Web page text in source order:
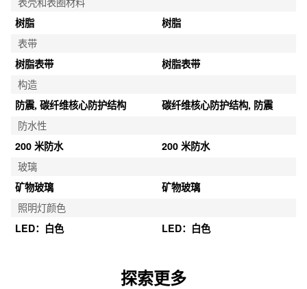
树脂
树脂
表带
树脂表带
树脂表带
构造
防震, 碳纤维核心防护结构
碳纤维核心防护结构, 防震
防水性
200 米防水
200 米防水
玻璃
矿物玻璃
矿物玻璃
照明灯颜色
LED：白色
LED：白色
探索更多